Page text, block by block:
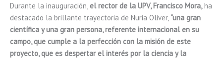
Durante la inauguración, el rector de la UPV, Francisco Mora,ha
destacado la brillante trayectoria de Nuria Oliver, “una gran
científica y una gran persona, referente internacional en su
campo, que cumple a la perfección con la misión de este
proyecto, que es despertar el interés por la ciencia y la